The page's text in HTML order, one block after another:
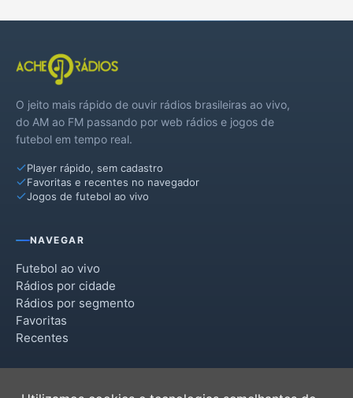
O jeito mais rápido de ouvir rádios brasileiras ao vivo,
do AM ao FM passando por web rádios e jogos de
futebol em tempo real.
Player rápido, sem cadastro
Favoritas e recentes no navegador
Jogos de futebol ao vivo
NAVEGAR
Futebol ao vivo
Rádios por cidade
Rádios por segmento
Favoritas
Recentes